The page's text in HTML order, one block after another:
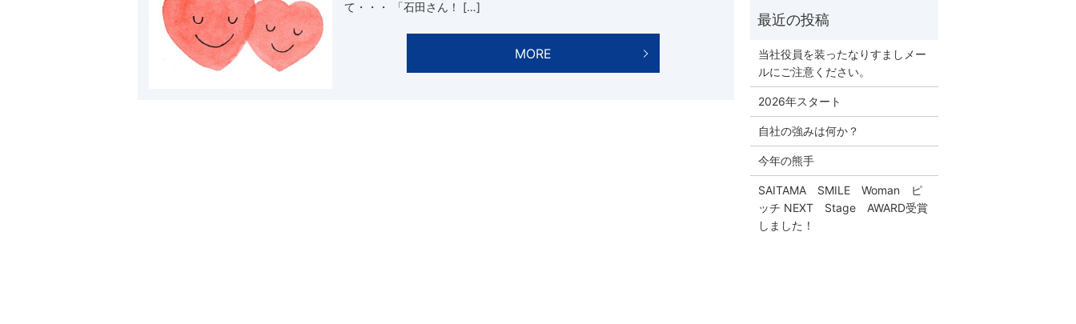
て・・・ 「石田さん！ […]
MORE
当社役員を装ったなりすましメー
ルにご注意ください。
2026年スタート
自社の強みは何か？
今年の熊手
SAITAMA SMILE Woman ピ
ッチ NEXT Stage AWARD受賞
しました！